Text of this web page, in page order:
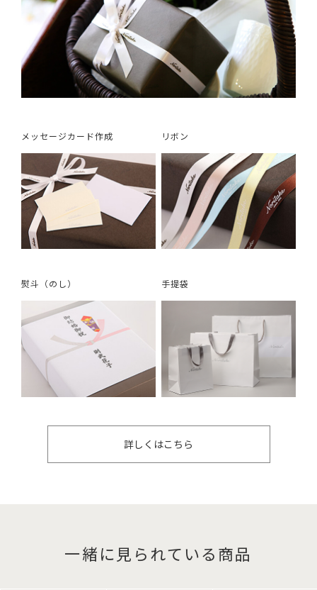
メッセージカード作成 リボン
熨斗（のし） 手提袋
詳しくはこちら
一緒に見られている商品